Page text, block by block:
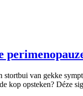
van gekke
kop opsteken? Déze